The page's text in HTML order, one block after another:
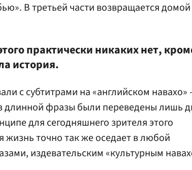
В третьей части возвращается домой
практически никаких нет,
история.
с субтитрами на «английском
длинной фразы были переведены лишь
для сегодняшнего зрителя этого
точно так же оседает в любой
издевательским «культурным